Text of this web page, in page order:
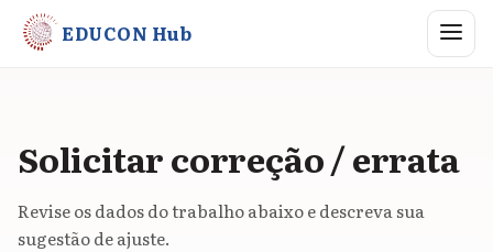
EDUCON Hub Abrir
Solicitar correção / errata
Revise os dados do trabalho abaixo e descreva sua
sugestão de ajuste.